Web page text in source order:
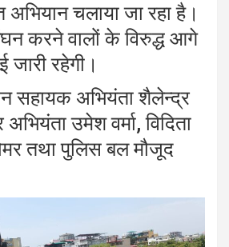
अभियान चलाया जा रहा है।
करने वालों के विरुद्ध आगे
जारी रहेगी।
सहायक अभियंता शैलेन्द्र
उमेश वर्मा, विदिता
तथा पुलिस बल मौजूद